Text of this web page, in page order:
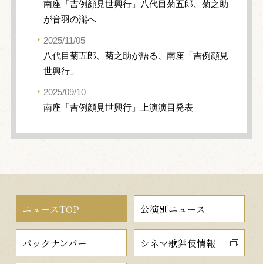
南座「吉例顔見世興行」八代目菊五郎、菊之助
が音羽の瀧へ
2025/11/05
八代目菊五郎、菊之助が語る、南座「吉例顔見
世興行」
2025/09/10
南座「吉例顔見世興行」上演演目発表
ニュースTOP 公演別ニュース
バックナンバー シネマ歌舞伎情報